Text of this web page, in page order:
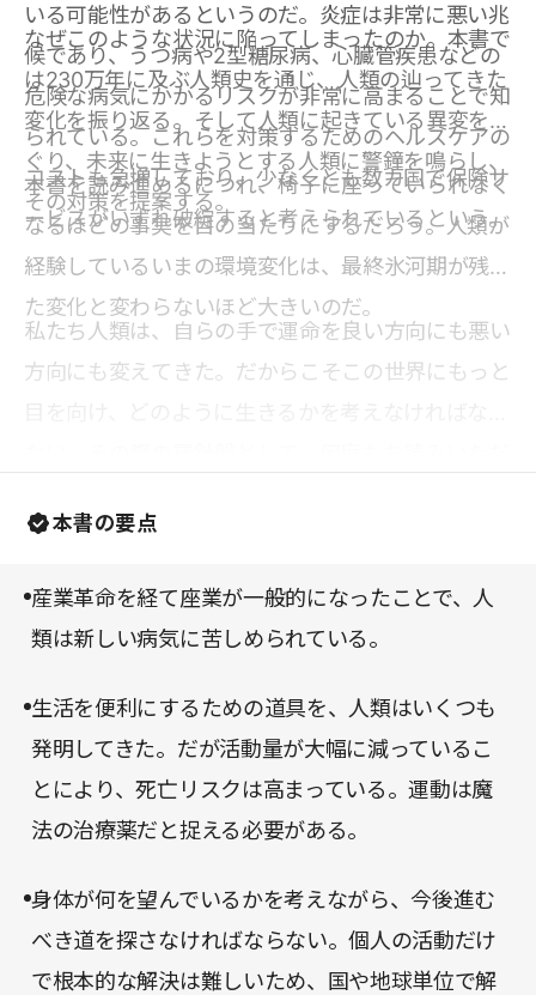
いる可能性があるというのだ。炎症は非常に悪い兆
候であり、うつ病や2型糖尿病、心臓管疾患などの
危険な病気にかかるリスクが非常に高まることで知
られている。これらを対策するためのヘルスケアの
コストも急増しており、少なくとも数カ国で保険サ
ービスがいずれ破綻すると考えられているという。
なぜこのような状況に陥ってしまったのか。本書で
は230万年に及ぶ人類史を通じ、人類の辿ってきた
変化を振り返る。そして人類に起きている異変をさ
ぐり、未来に生きようとする人類に警鐘を鳴らし、
その対策を提案する。
本書を読み進めるにつれ、椅子に座っていられなく
なるほどの事実を目の当たりにするだろう。人類が
経験しているいまの環境変化は、最終氷河期が残し
た変化と変わらないほど大きいのだ。
私たち人類は、自らの手で運命を良い方向にも悪い
方向にも変えてきた。だからこそこの世界にもっと
本書の要点
産業革命を経て座業が一般的になったことで、人
類は新しい病気に苦しめられている。
生活を便利にするための道具を、人類はいくつも
発明してきた。だが活動量が大幅に減っているこ
とにより、死亡リスクは高まっている。運動は魔
法の治療薬だと捉える必要がある。
身体が何を望んでいるかを考えながら、今後進む
べき道を探さなければならない。個人の活動だけ
で根本的な解決は難しいため、国や地球単位で解